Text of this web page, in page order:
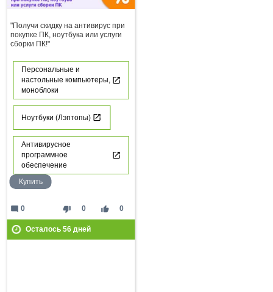
"Получи скидку на антивирус при
покупке ПК, ноутбука или услуги
сборки ПК!"
Персональные и
настольные компьютеры,
моноблоки
Ноутбуки (Лэптопы)
Антивирусное
программное
обеспечение
Купить
thumb_down 0 thumb_up 0
mode_comment 0
Осталось 56дней